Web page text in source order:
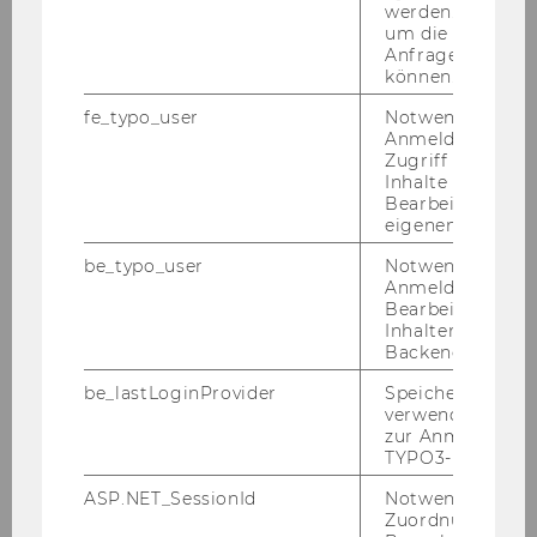
fnma SIG Im­mer­si­ve Edu­
Spe­cial In­te­rest Group (SIG) Im­
ist ein Netz­werk für
Leh­ren­de, For­schen­de und Hoch­schul­
mit­ar­bei­ten­de an ös­ter­rei­chi­schen
Hoch­schu­len, die Ex­ten­ded Rea­li­ty (XR)
in der Lehre ein­set­zen oder wei­ter­ent­
wi­ckeln möch­ten. Im Fokus ste­hen Aus­
tausch, Ko­ope­ra­ti­on und ge­mein­sa­me
werden.
um die Antwort
Anfrage
können.
fe_typo_user
Notwendig für
Anmeldung und
Zugriff auf
Inhalte oder zur
Bearbeitung des
eigenen Profils.
be_typo_user
Notwendig für
Anmeldung und
Bearbeitung von
Inhalten im
Backend.
be_lastLoginProvider
Speichert die
verwendete
zur Anmeldung
TYPO3-Backend.
ASP.NET_SessionId
Notwendig, um
Zuordnung von